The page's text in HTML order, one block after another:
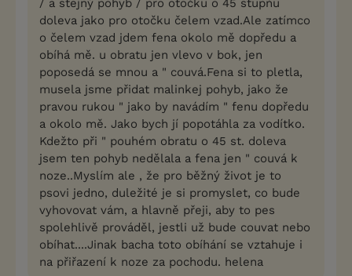
/ a stejný pohyb / pro otočku o 45 stupńu
doleva jako pro otočku čelem vzad.Ale zatímco
o čelem vzad jdem fena okolo mě dopředu a
obíhá mě. u obratu jen vlevo v bok, jen
poposedá se mnou a " couvá.Fena si to pletla,
musela jsme přidat malinkej pohyb, jako že
pravou rukou " jako by navádím " fenu dopředu
a okolo mě. Jako bych jí popotáhla za vodítko.
Kdežto při " pouhém obratu o 45 st. doleva
jsem ten pohyb nedělala a fena jen " couvá k
noze..Myslím ale , že pro běžný život je to
psovi jedno, duležité je si promyslet, co bude
vyhovovat vám, a hlavně přeji, aby to pes
spolehlivě prováděl, jestli už bude couvat nebo
obíhat....Jinak bacha toto obíhání se vztahuje i
na přiřazení k noze za pochodu. helena